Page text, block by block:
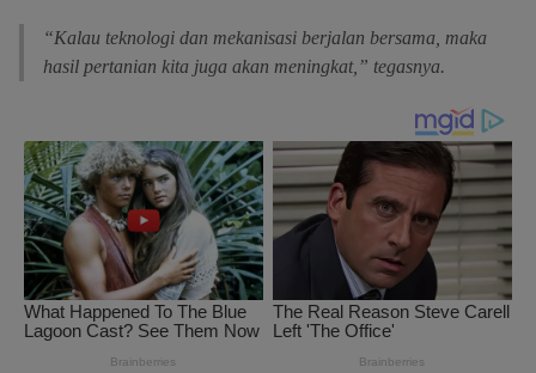
“Kalau teknologi dan mekanisasi berjalan bersama, maka
hasil pertanian kita juga akan meningkat,” tegasnya.